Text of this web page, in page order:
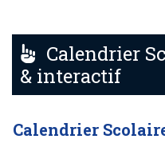
Calendrier
& interactif
Calendrier